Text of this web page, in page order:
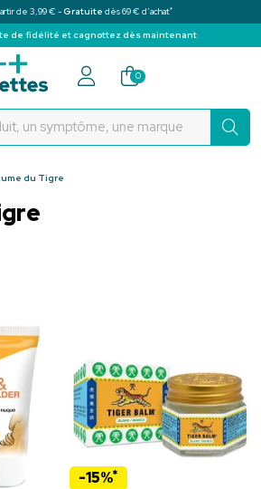
de 3,99 € -Gratuite dès 69 € d’achat*
de fidélité et cagnottez dès maintenant
Pharmacie des Rochettes Votre
0
du Tigre
-15%*